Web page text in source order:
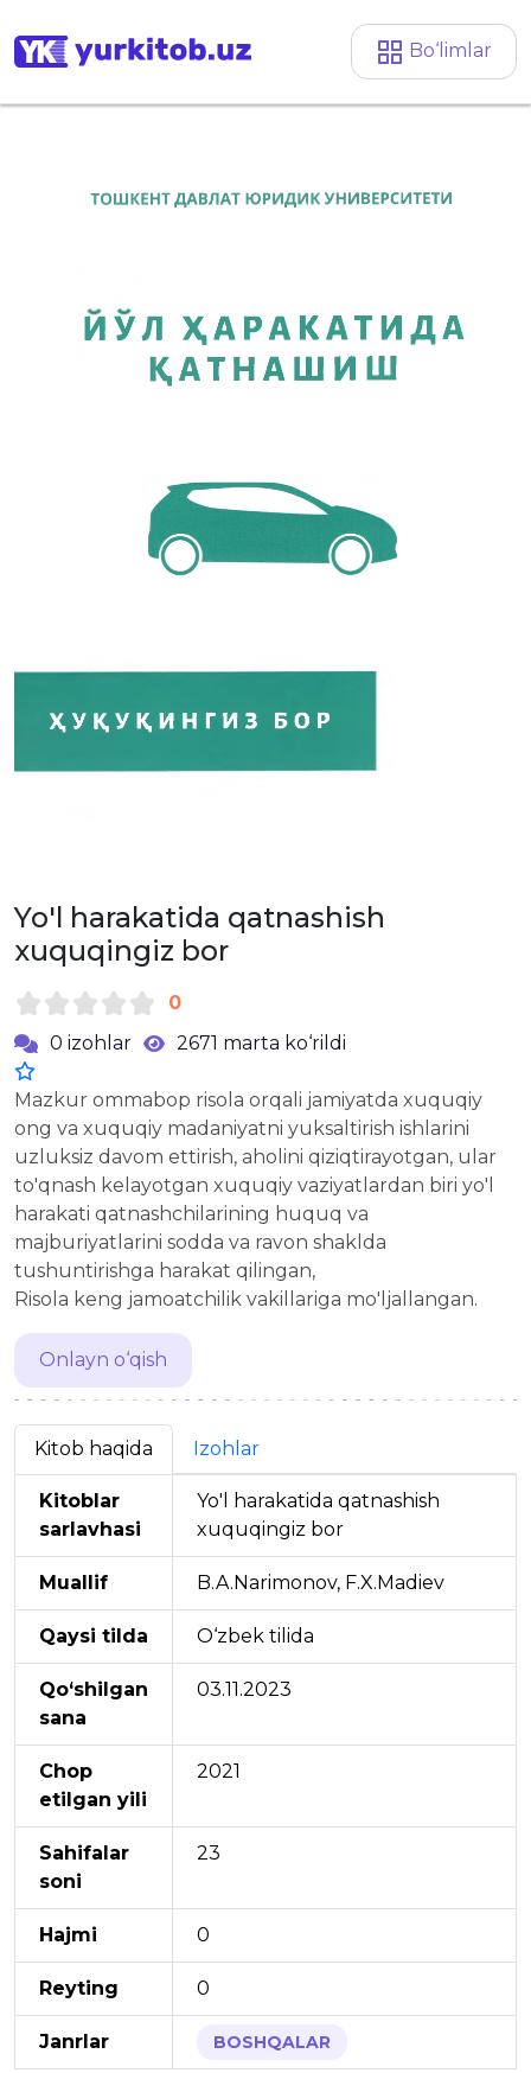
Bo‘limlar
Yo'l harakatida qatnashish
xuquqingiz bor
0
0 izohlar
2671 marta ko‘rildi
Mazkur ommabop risola orqali jamiyatda xuquqiy
ong va xuquqiy madaniyatni yuksaltirish ishlarini
uzluksiz davom ettirish, aholini qiziqtirayotgan, ular
to'qnash kelayotgan xuquqiy vaziyatlardan biri yo'l
harakati qatnashchilarining huquq va
majburiyatlarini sodda va ravon shaklda
tushuntirishga harakat qilingan,
Risola keng jamoatchilik vakillariga mo'ljallangan.
Onlayn o‘qish
Kitob haqida Izohlar
Kitoblar
sarlavhasi
Yo'l harakatida qatnashish
xuquqingiz bor
Muallif B.A.Narimonov, F.X.Madiev
Qaysi tilda O‘zbek tilida
Qo‘shilgan
sana
03.11.2023
Chop
etilgan yili
2021
Sahifalar
soni
23
Hajmi 0
Reyting 0
Janrlar BOSHQALAR